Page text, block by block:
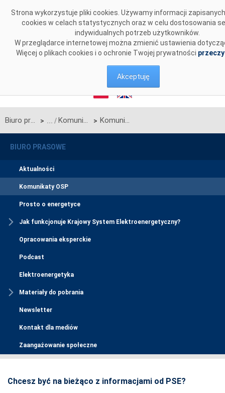
Strona wykorzystuje pliki cookies. Używamy informacji
cookies w celach statystycznych oraz w celu dostosowania
indywidualnych potrzeb użytkowników.
W przeglądarce internetowej można zmienić ustawienia
Więcej o plikach cookies i o ochronie Twojej prywatności
Akceptuję
Biuro prasowe > Komunikaty OSP > Komunikat OSP w sprawie rozpoczęcia procesu jednostronnego przetargu miesięcznego na październik 2025 r. na zdolności przesyłowe linii Zamość-Dobrotwór
BIURO PRASOWE
Aktualności
Komunikaty OSP
Prosto o energetyce
Jak funkcjonuje Krajowy System Elektroenergetyczny?
Opracowania eksperckie
Podcast
Elektroenergetyka
Materiały do pobrania
Newsletter
Kontakt dla mediów
Zaangażowanie społeczne
Chcesz być na bieżąco z informacjami od PSE?